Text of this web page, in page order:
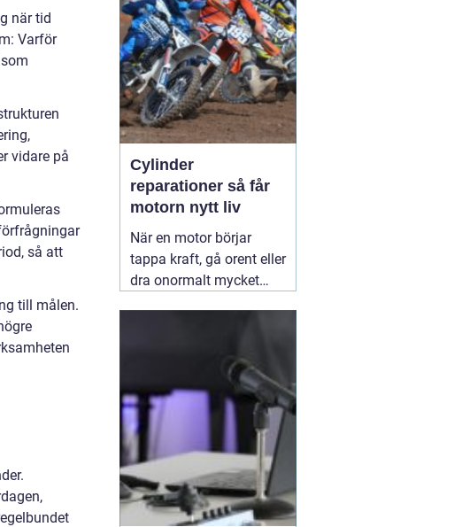
när tid
Varför
vidare på
så att
till målen.
kommuni...
Cylinder
reparationer så får
motorn nytt liv
När en motor börjar
tappa kraft, gå orent eller
dra onormalt mycket
gör att motorn inte
längre arbetar tätt och
effektivt. Genom
professionella
30 juni